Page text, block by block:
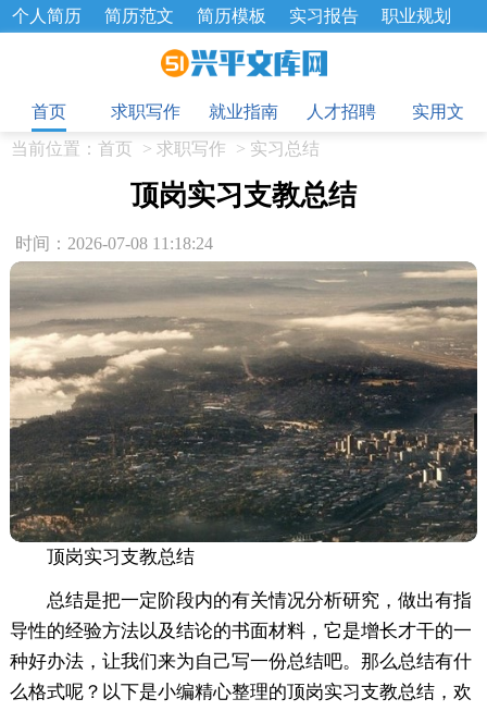
个人简历 简历范文 简历模板 实习报告
职业规划
招聘选拔 绩效考核 企业文化
工作总结
辞职报告
首页
求职写作 就业指南 人才招聘
实用文
当前位置： 首页 > 求职写作 > 实习总结
顶岗实习支教总结
时间：2026-07-08 11:18:24
顶岗实习支教总结
总结是把一定阶段内的有关情况分析研究，做出有指
导性的经验方法以及结论的书面材料，它是增长才干的一
种好办法，让我们来为自己写一份总结吧。那么总结有什
么格式呢？以下是小编精心整理的顶岗实习支教总结，欢